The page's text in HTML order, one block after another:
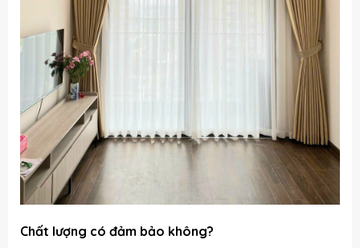
Chất lượng có đảm bảo không?